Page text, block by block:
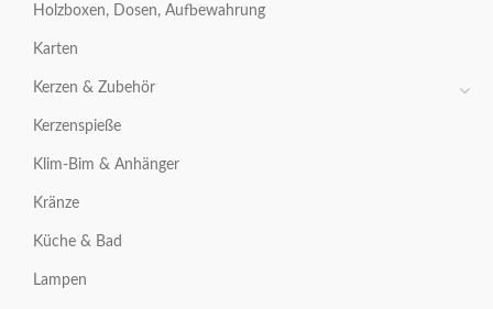
Holzboxen, Dosen, Aufbewahrung
Karten
Kerzen & Zubehör
Kerzenspieße
Klim-Bim & Anhänger
Kränze
Küche & Bad
Lampen